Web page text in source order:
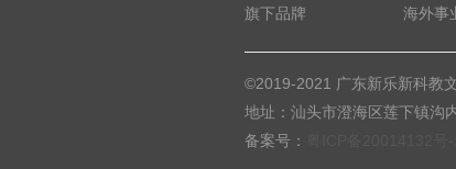
旗下品牌
海外事
©2019-2021 广东新乐新科教
地址：汕头市澄海区莲下镇沟
备案号：